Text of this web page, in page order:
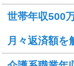
世帯年収500
月々返済額を